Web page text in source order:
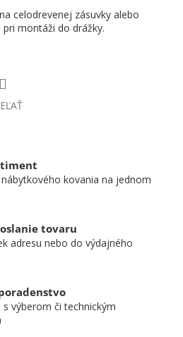
celodrevenej zásuvky alebo
montáži do drážky.
kovania na jednom
tovaru
adresu nebo do výdajného
výberom či technickým